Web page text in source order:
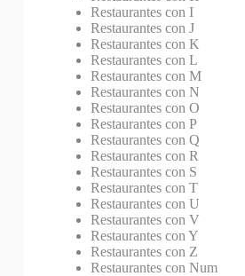
Restaurantes con I
Restaurantes con J
Restaurantes con K
Restaurantes con L
Restaurantes con M
Restaurantes con N
Restaurantes con O
Restaurantes con P
Restaurantes con Q
Restaurantes con R
Restaurantes con S
Restaurantes con T
Restaurantes con U
Restaurantes con V
Restaurantes con Y
Restaurantes con Z
Restaurantes con Num